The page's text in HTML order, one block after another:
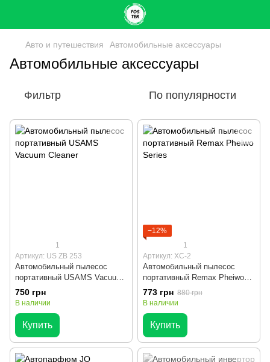
Авто и путешествия Автомобильные аксессуары
Автомобильные аксессуары
Фильтр По популярности
1
Артикул: US ZB 253
Автомобильный пылесос
портативный USAMS Vacuum
Cleaner
750 грн
В наличии
Купить
−12%
1
Артикул: XC-2
Автомобильный пылесос
портативный Remax Pheiwo
Series
773 грн 880 грн
В наличии
Купить